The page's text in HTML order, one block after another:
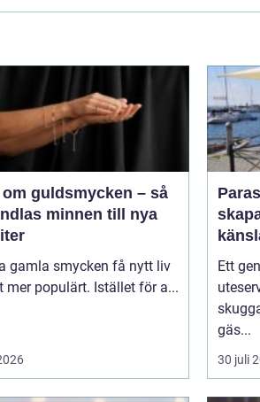
guldsmycken – så
minnen till nya
gamla smycken få nytt liv
mer populärt. Istället för a...
Ett
gäs...
30 juli